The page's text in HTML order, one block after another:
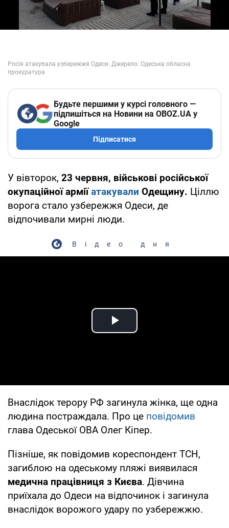
Будьте першими у курсі головного —
підпишіться на Новини на OBOZ.UA у
Google
Підписатися
У вівторок, 23 червня, військові російської
окупаційної арміїатакували Одещину. Ціллю
ворога стало узбережжя Одеси, де
відпочивали мирні люди.
Відео дня
Play Video
Внаслідок терору РФ загинула жінка, ще одна
людина постраждала. Про це повідомив
глава Одеської ОВА Олег Кіпер.
Пізніше, як повідомив кореспондент ТСН,
загиблою на одеському пляжі виявилася
медична працівниця з Києва. Дівчина
приїхала до Одеси на відпочинок і загинула
внаслідок ворожого удару по узбережжю.